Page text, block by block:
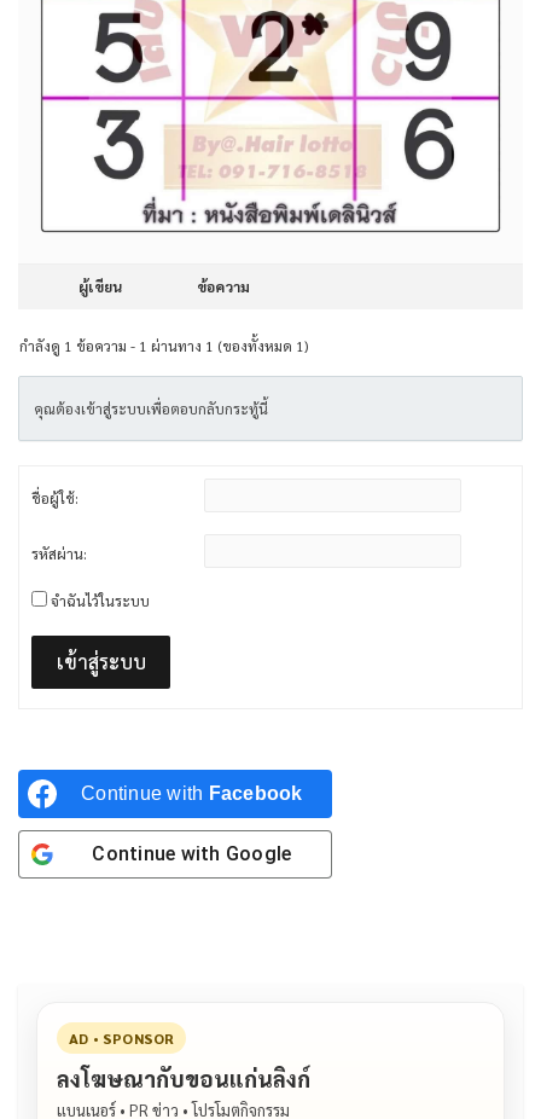
ผู้เขียน ข้อความ
กำลังดู 1 ข้อความ - 1 ผ่านทาง 1 (ของทั้งหมด 1)
คุณต้องเข้าสู่ระบบเพื่อตอบกลับกระทู้นี้
ชื่อผู้ใช้:
รหัสผ่าน:
จำฉันไว้ในระบบ
เข้าสู่ระบบ
Continue with Facebook
Continue with Google
AD • SPONSOR
ลงโฆษณากับขอนแก่นลิงก์
แบนเนอร์ • PR ข่าว • โปรโมตกิจกรรม